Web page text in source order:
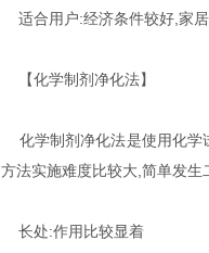
适合用户:经济条件较好,家
【化学制剂净化法】
化学制剂净化法是使用化学
方法实施难度比较大,简单发
长处:作用比较显着